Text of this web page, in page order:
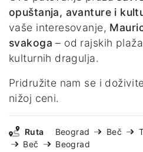
opuštanja, avanture i
vaše interesovanje,
svakoga – od rajskih
kulturnih dragulja.
Pridružite nam se i doživite
nižoj ceni.
Ruta Beograd Beč
Beč
Beograd